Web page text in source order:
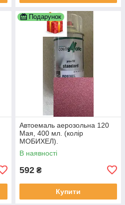
Подарунок
Автоемаль аерозольна 120
Мая, 400 мл. (колір
МОБИХЕЛ).
В наявності
592 ₴
Купити